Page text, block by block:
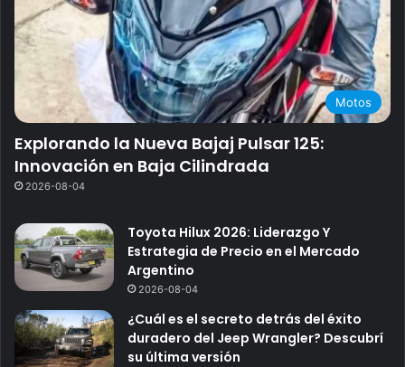
Motos
Explorando la Nueva Bajaj Pulsar 125:
Innovación en Baja Cilindrada
2026-08-04
Toyota Hilux 2026: Liderazgo Y
Estrategia de Precio en el Mercado
Argentino
2026-08-04
¿Cuál es el secreto detrás del éxito
duradero del Jeep Wrangler? Descubrí
su última versión